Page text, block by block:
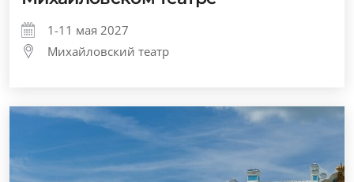
1-11 мая 2027
Михайловский театр